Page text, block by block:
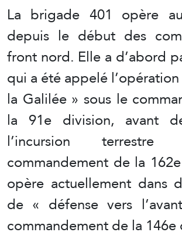
La brigade 401 opère
depuis le début des
front nord. Elle a d’abord
qui a été appelé
la Galilée » sous le
la 91e division, avant
l’incursion
commandement de la
opère actuellement dans
de « défense vers
commandement de la